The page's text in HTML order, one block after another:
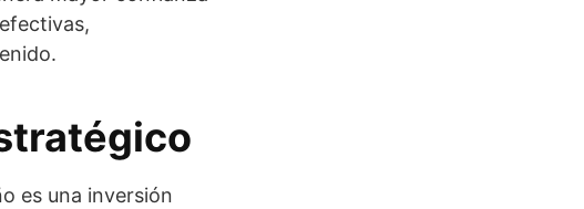
es una inversión